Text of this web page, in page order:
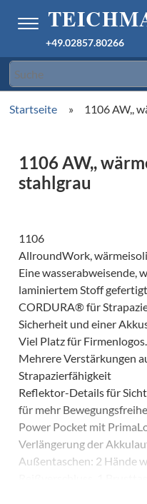
+49.02857.80266
Startseite » 1106 AW,,
1106 AW,,
stahlgrau
1106
AllroundWork,
Eine wasserabweisende,
laminiertem Stoff
CORDURA® für
Sicherheit und einer
Viel Platz für Firmenlogos.
Mehrere Verstärkungen
Strapazierfähigkeit
Reflektor-Details für
für mehr
Power Pocket mit
Verlängerung der
Außentaschen: 2 Hände
Reißverschluss, 1